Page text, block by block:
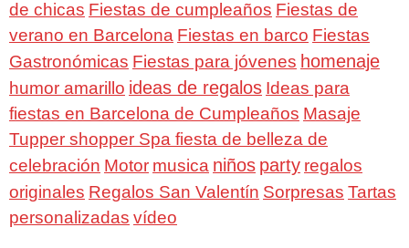
de chicas Fiestas de cumpleaños Fiestas de
verano en Barcelona Fiestas en barco Fiestas
Gastronómicas Fiestas para jóvenes homenaje
humor amarillo ideas de regalos Ideas para
fiestas en Barcelona de Cumpleaños Masaje
Tupper shopper Spa fiesta de belleza de
celebración Motor musica niños party regalos
originales Regalos San Valentín Sorpresas Tartas
personalizadas vídeo